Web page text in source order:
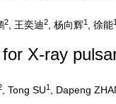
2, 王奕迪2, 杨向辉1 , 徐能1
X-ray
, Tong SU1 , Dapeng